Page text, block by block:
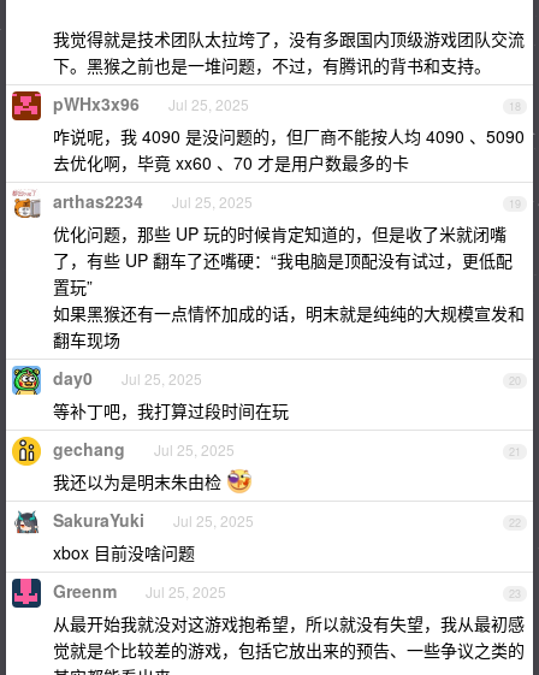
我觉得就是技术团队太拉垮了，没有多跟国内顶级游戏团队交流
下。黑猴之前也是一堆问题，不过，有腾讯的背书和支持。
18
pWHx3x96 Jul 25, 2025
咋说呢，我 4090 是没问题的，但厂商不能按人均 4090 、5090
去优化啊，毕竟 xx60 、70 才是用户数最多的卡
19
arthas2234 Jul 25, 2025
优化问题，那些 UP 玩的时候肯定知道的，但是收了米就闭嘴
了，有些 UP 翻车了还嘴硬：“我电脑是顶配没有试过，更低配
置玩”
如果黑猴还有一点情怀加成的话，明末就是纯纯的大规模宣发和
翻车现场
20
day0 Jul 25, 2025
等补丁吧，我打算过段时间在玩
21
gechang Jul 25, 2025
我还以为是明末朱由检
22
SakuraYuki Jul 25, 2025
xbox 目前没啥问题
23
Greenm Jul 25, 2025
从最开始我就没对这游戏抱希望，所以就没有失望，我从最初感
觉就是个比较差的游戏，包括它放出来的预告、一些争议之类的